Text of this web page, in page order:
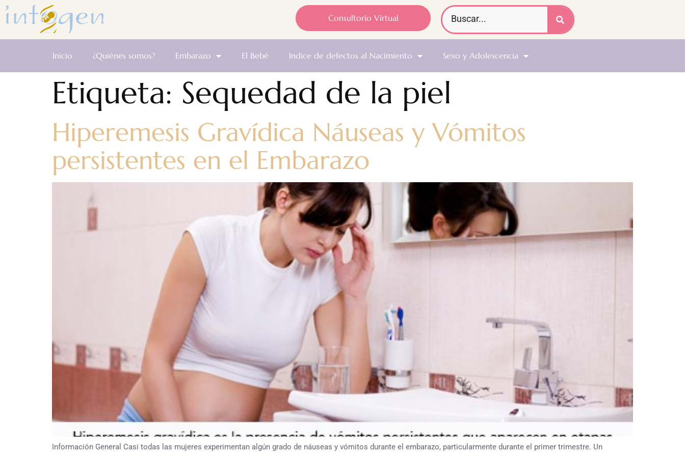
Consultorio Virtual
Inicio ¿Quiénes somos? Embarazo El Bebé Indice de defectos al Nacimiento Sexo y Adolescencia
Etiqueta: Sequedad de la piel
Hiperemesis Gravídica Náuseas y Vómitos
persistentes en el Embarazo
Información General Casi todas las mujeres experimentan algún grado de náuseas y vómitos durante el embarazo, particularmente durante el primer trimestre. Un